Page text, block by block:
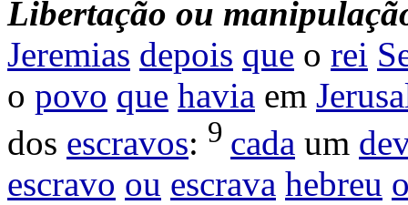
Libertação ou
Jeremias depois que o rei
o povo que havia em
dos escravos: 9 cada um
escravo ou escrava hebreu